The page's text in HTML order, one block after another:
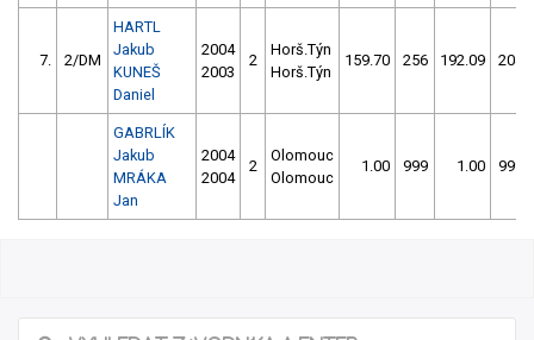
7. 2/DM
HARTL
Jakub
KUNEŠ
Daniel
2004
2003
2
Horš.Týn
Horš.Týn
159.70 256 192.09 204
GABRLÍK
Jakub
MRÁKA
Jan
2004
2004
2
Olomouc
Olomouc
1.00 999 1.00 999